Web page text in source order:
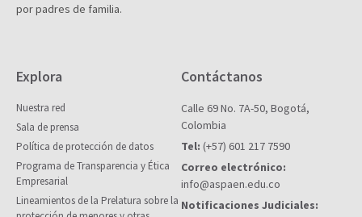
por padres de familia.
Explora
Nuestra red
Sala de prensa
Política de protección de datos
Programa de Transparencia y Ética
Empresarial
Lineamientos de la Prelatura sobre la
Contáctanos
Calle 69 No. 7A-50, Bogotá,
Colombia
Tel: (+57) 601 217 7590
Correo electrónico:
info@aspaen.edu.co
Notificaciones Judiciales: